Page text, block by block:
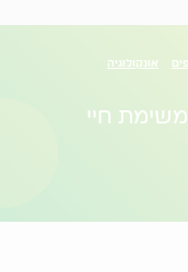
אונקולוגיה
חיי